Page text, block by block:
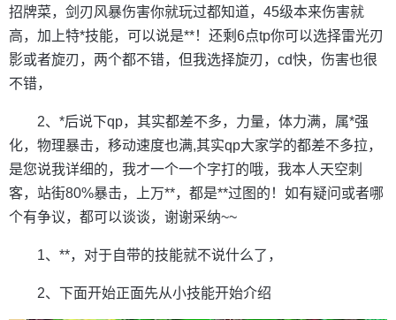
招牌菜，剑刃风暴伤害你就玩过都知道，45级本来伤害就
高，加上特*技能，可以说是**！还剩6点tp你可以选择雷光刃
影或者旋刃，两个都不错，但我选择旋刃，cd快，伤害也很
不错，
2、*后说下qp，其实都差不多，力量，体力满，属*强
化，物理暴击，移动速度也满,其实qp大家学的都差不多拉，
是您说我详细的，我才一个一个字打的哦，我本人天空刺
客，站街80%暴击，上万**，都是**过图的！如有疑问或者哪
个有争议，都可以谈谈，谢谢采纳~~
1、**，对于自带的技能就不说什么了，
2、下面开始正面先从小技能开始介绍